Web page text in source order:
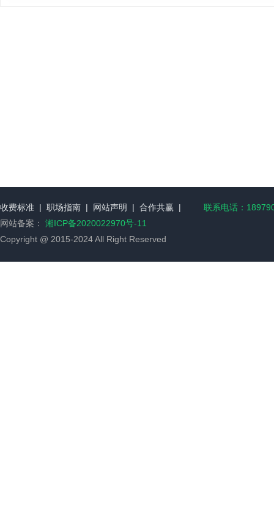
收费标准 | 职场指南 | 网站声明 | 合作共赢 |
联系电话：
网站备案： 湘ICP备2020022970号-11
Copyright @ 2015-2024 All Right Reserved